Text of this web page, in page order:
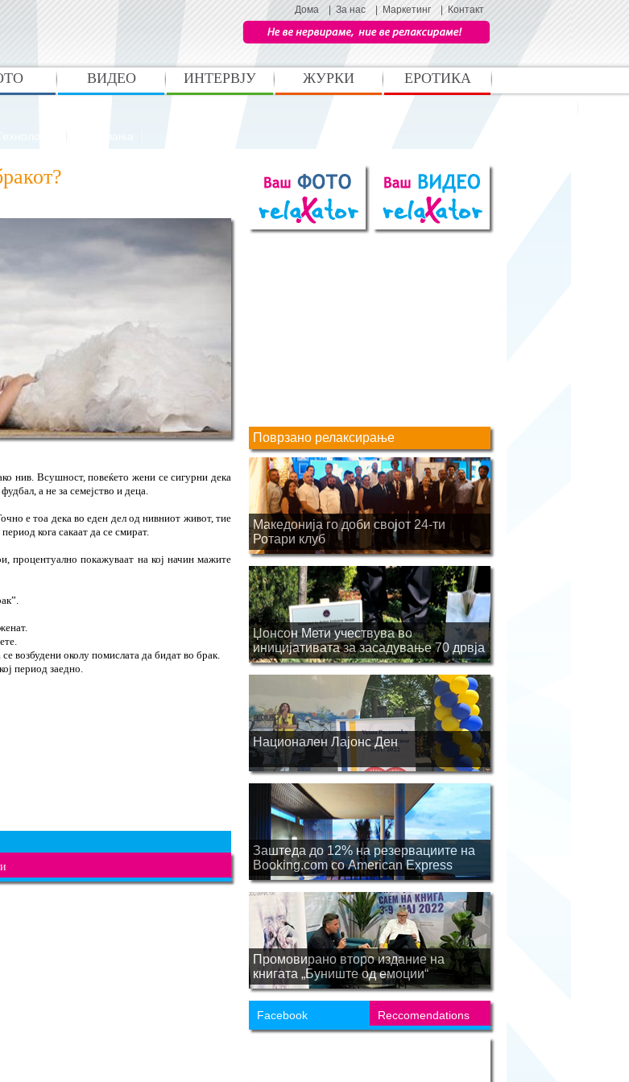
Дома За нас Маркетинг Контакт
ВИДЕО ИНТЕРВЈУ ЖУРКИ ЕРОТИКА
нив. Всушност, повеќето жени се сигурни дека
а не за семејство и деца.
е тоа дека во еден дел од нивниот живот, тие
кога сакаат да се смират.
процентуално покажуваат на кој начин мажите
возбудени околу помислата да бидат во брак.
период заедно.
Поврзано релаксирање
Македонија го доби својот 24-ти
Ротари клуб
Џонсон Мети учествува во
иницијативата за засадување 70 дрвја
на национално ниво
Национален Лајонс Ден
Заштеда до 12% на резервациите на
Booking.com со American Express
Промовирано второ издание на
книгата „Буниште од емоции“
Facebook Reccomendations